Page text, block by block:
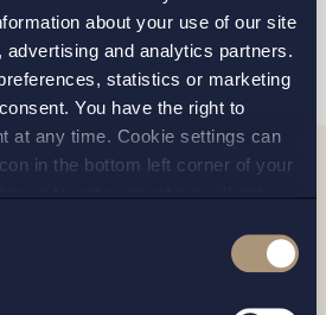
about your use of our site
and analytics partners.
statistics or marketing
You have the right to
at any time. Cookie settings can
in the bottom left corner of your
to not consent we will only
more details on cookies and our